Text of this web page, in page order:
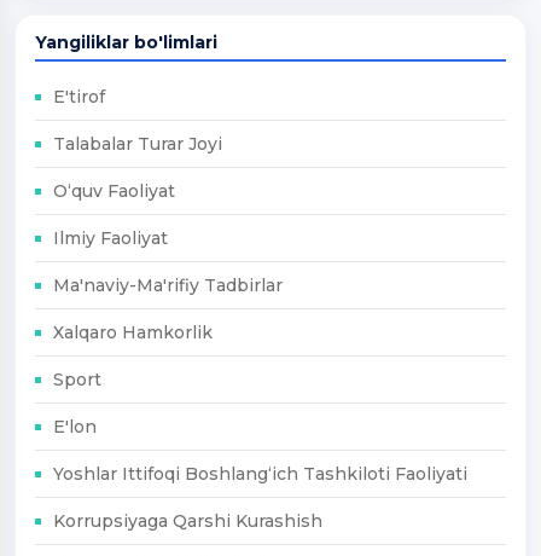
Yangiliklar bo'limlari
E'tirof
Talabalar Turar Joyi
O‘quv Faoliyat
Ilmiy Faoliyat
Ma'naviy-Ma'rifiy Tadbirlar
Xalqaro Hamkorlik
Sport
E'lon
Yoshlar Ittifoqi Boshlang‘ich Tashkiloti Faoliyati
Korrupsiyaga Qarshi Kurashish